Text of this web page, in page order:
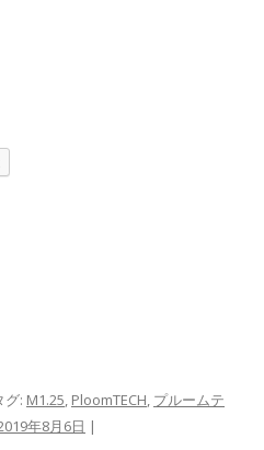
グ: M1.25, PloomTECH, プルームテ
年8月6日 |